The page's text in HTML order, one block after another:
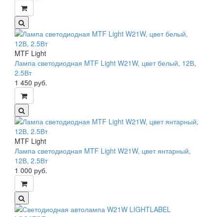
MTF Light
Лампа светодиодная MTF Light W21W, цвет белый, 12В,
2.5Вт
1 450 руб.
MTF Light
Лампа светодиодная MTF Light W21W, цвет янтарный,
12В, 2.5Вт
1 000 руб.